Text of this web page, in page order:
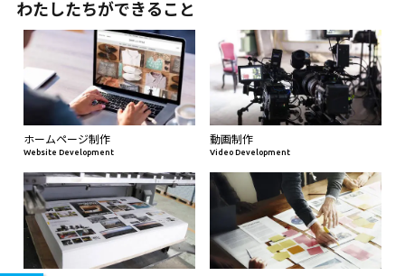
わたしたちができること
ホームページ制作
Website Development
動画制作
Video Development